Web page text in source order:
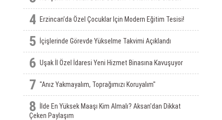
4 Erzincan’da Özel Çocuklar Için Modern Eğitim Tesisi!
5 İçişlerinde Görevde Yükselme Takvimi Açıklandı
6 Uşak İl Özel İdaresi Yeni Hizmet Binasına Kavuşuyor
7 "Anız Yakmayalım, Toprağımızı Koruyalım"
8
İlde En Yüksek Maaşı Kim Almalı? Aksan'dan Dikkat
Çeken Paylaşım